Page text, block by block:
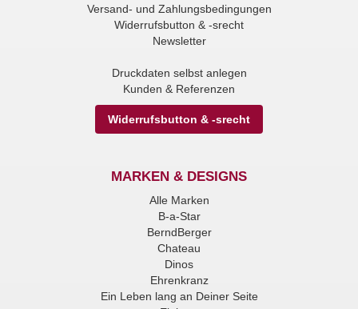
Versand- und Zahlungsbedingungen
Widerrufsbutton & -srecht
Newsletter
Druckdaten selbst anlegen
Kunden & Referenzen
Widerrufsbutton & -srecht
MARKEN & DESIGNS
Alle Marken
B-a-Star
BerndBerger
Chateau
Dinos
Ehrenkranz
Ein Leben lang an Deiner Seite